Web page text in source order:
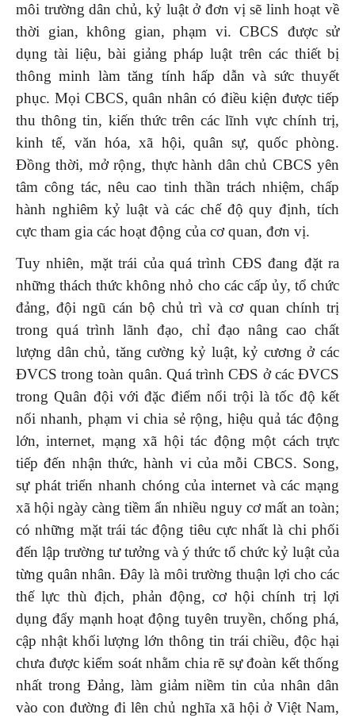
môi trường dân chủ, kỷ luật ở đơn vị sẽ linh hoạt về
thời gian, không gian, phạm vi. CBCS được sử
dụng tài liệu, bài giảng pháp luật trên các thiết bị
thông minh làm tăng tính hấp dẫn và sức thuyết
phục. Mọi CBCS, quân nhân có điều kiện được tiếp
thu thông tin, kiến thức trên các lĩnh vực chính trị,
kinh tế, văn hóa, xã hội, quân sự, quốc phòng.
Đồng thời, mở rộng, thực hành dân chủ CBCS yên
tâm công tác, nêu cao tinh thần trách nhiệm, chấp
hành nghiêm kỷ luật và các chế độ quy định, tích
cực tham gia các hoạt động của cơ quan, đơn vị.
Tuy nhiên, mặt trái của quá trình CĐS đang đặt ra
những thách thức không nhỏ cho các cấp ủy, tổ chức
đảng, đội ngũ cán bộ chủ trì và cơ quan chính trị
trong quá trình lãnh đạo, chỉ đạo nâng cao chất
lượng dân chủ, tăng cường kỷ luật, kỷ cương ở các
ĐVCS trong toàn quân. Quá trình CĐS ở các ĐVCS
trong Quân đội với đặc điểm nổi trội là tốc độ kết
nối nhanh, phạm vi chia sẻ rộng, hiệu quả tác động
lớn, internet, mạng xã hội tác động một cách trực
tiếp đến nhận thức, hành vi của mỗi CBCS. Song,
sự phát triển nhanh chóng của internet và các mạng
xã hội ngày càng tiềm ẩn nhiều nguy cơ mất an toàn;
có những mặt trái tác động tiêu cực nhất là chi phối
đến lập trường tư tưởng và ý thức tổ chức kỷ luật của
từng quân nhân. Đây là môi trường thuận lợi cho các
thế lực thù địch, phản động, cơ hội chính trị lợi
dụng đẩy mạnh hoạt động tuyên truyền, chống phá,
cập nhật khối lượng lớn thông tin trái chiều, độc hại
chưa được kiểm soát nhằm chia rẽ sự đoàn kết thống
nhất trong Đảng, làm giảm niềm tin của nhân dân
vào con đường đi lên chủ nghĩa xã hội ở Việt Nam,